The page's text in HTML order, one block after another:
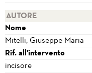
AUTORE
Nome
Mitelli, Giuseppe Maria
Rif. all'intervento
incisore